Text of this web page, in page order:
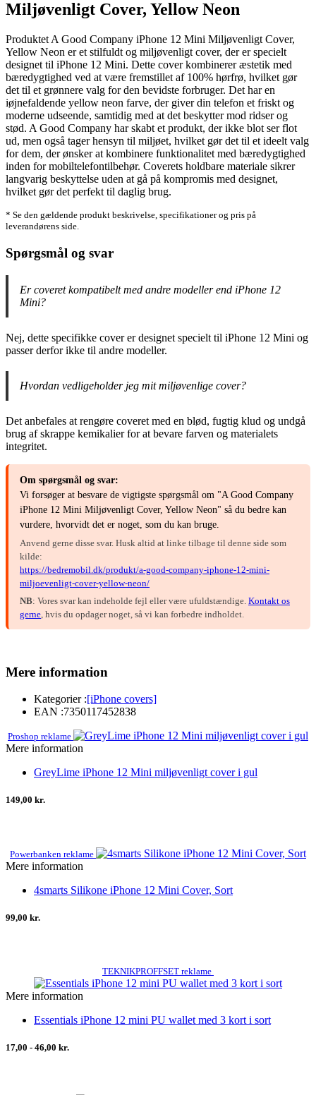
Miljøvenligt Cover, Yellow Neon
Produktet A Good Company iPhone 12 Mini Miljøvenligt Cover,
Yellow Neon er et stilfuldt og miljøvenligt cover, der er specielt
designet til iPhone 12 Mini. Dette cover kombinerer æstetik med
bæredygtighed ved at være fremstillet af 100% hørfrø, hvilket gør
det til et grønnere valg for den bevidste forbruger. Det har en
iøjnefaldende yellow neon farve, der giver din telefon et friskt og
moderne udseende, samtidig med at det beskytter mod ridser og
stød. A Good Company har skabt et produkt, der ikke blot ser flot
ud, men også tager hensyn til miljøet, hvilket gør det til et ideelt valg
for dem, der ønsker at kombinere funktionalitet med bæredygtighed
inden for mobiltelefontilbehør. Coverets holdbare materiale sikrer
langvarig beskyttelse uden at gå på kompromis med designet,
hvilket gør det perfekt til daglig brug.
* Se den gældende produkt beskrivelse, specifikationer og pris på
leverandørens side.
Spørgsmål og svar
Er coveret kompatibelt med andre modeller end iPhone 12
Mini?
Nej, dette specifikke cover er designet specielt til iPhone 12 Mini og
passer derfor ikke til andre modeller.
Hvordan vedligeholder jeg mit miljøvenlige cover?
Det anbefales at rengøre coveret med en blød, fugtig klud og undgå
brug af skrappe kemikalier for at bevare farven og materialets
integritet.
Om spørgsmål og svar:
Vi forsøger at besvare de vigtigste spørgsmål om "A Good Company
iPhone 12 Mini Miljøvenligt Cover, Yellow Neon" så du bedre kan
vurdere, hvorvidt det er noget, som du kan bruge.
Anvend gerne disse svar. Husk altid at linke tilbage til denne side som
kilde:
https://bedremobil.dk/produkt/a-good-company-iphone-12-mini-
miljoevenligt-cover-yellow-neon/
NB: Vores svar kan indeholde fejl eller være ufuldstændige. Kontakt os
gerne , hvis du opdager noget, så vi kan forbedre indholdet.
Mere information
Kategorier :[iPhone covers]
EAN :7350117452838
Proshop reklame
Mere information
GreyLime iPhone 12 Mini miljøvenligt cover i gul
149,00 kr.
Powerbanken reklame
Mere information
4smarts Silikone iPhone 12 Mini Cover, Sort
99,00 kr.
TEKNIKPROFFSET reklame
Mere information
Essentials iPhone 12 mini PU wallet med 3 kort i sort
17,00 - 46,00 kr.